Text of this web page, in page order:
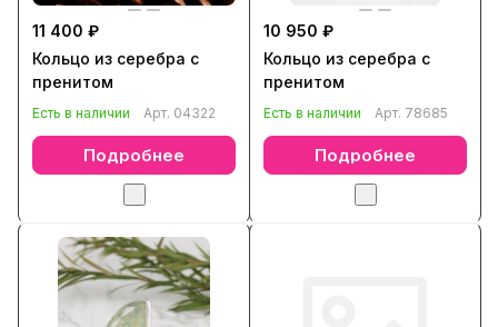
11 400 ₽
Кольцо из серебра с
пренитом
Есть в наличии Арт. 04322
Подробнее
10 950 ₽
Кольцо из серебра с
пренитом
Есть в наличии Арт. 78685
Подробнее